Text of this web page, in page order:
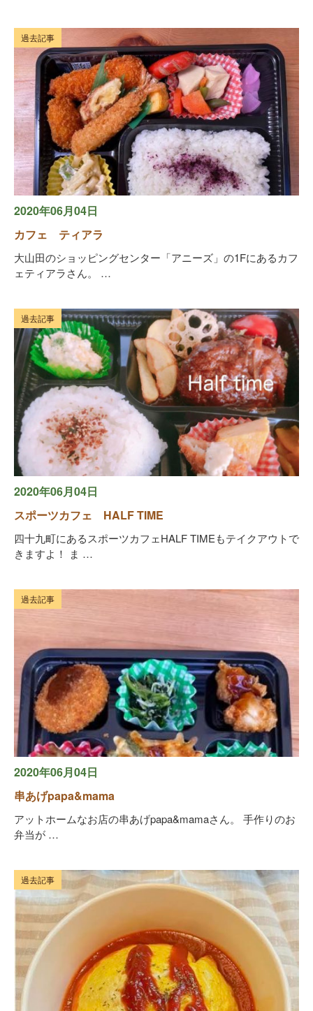
過去記事
2020年06月04日
カフェ ティアラ
大山田のショッピングセンター「アニーズ」の1Fにあるカフ
ェティアラさん。 …
過去記事
2020年06月04日
スポーツカフェ HALF TIME
四十九町にあるスポーツカフェHALF TIMEもテイクアウトで
きますよ！ ま …
過去記事
2020年06月04日
串あげpapa&mama
アットホームなお店の串あげpapa&mamaさん。 手作りのお
弁当が …
過去記事